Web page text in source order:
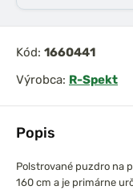
set
3,6m 3lb
Chyť a
páska
Popis
Polstrované puzdro na
160 cm a je primárne
Kód: 1660441
Výrobca: R-Spekt